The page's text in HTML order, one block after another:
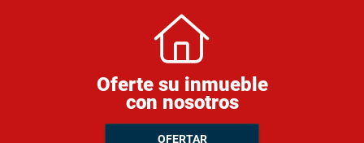
Oferte su inmueble
con nosotros
OFERTAR